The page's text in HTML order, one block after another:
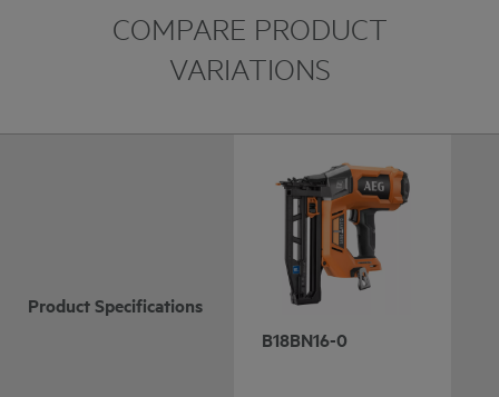
COMPARE PRODUCT
VARIATIONS
Product Specifications
B18BN16-0